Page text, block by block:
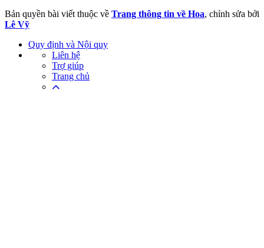
Bản quyền bài viết thuộc về Trang thông tin về Hoa, chỉnh sửa bởi
Lê Vỹ
Quy định và Nội quy
Liên hệ
Trợ giúp
Trang chủ